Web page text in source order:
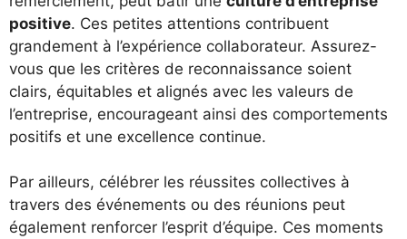
positive. Ces petites attentions contribuent
grandement à l’expérience collaborateur. Assurez-
vous que les critères de reconnaissance soient
clairs, équitables et alignés avec les valeurs de
l’entreprise, encourageant ainsi des comportements
positifs et une excellence continue.
Par ailleurs, célébrer les réussites collectives à
travers des événements ou des réunions peut
également renforcer l’esprit d’équipe. Ces moments